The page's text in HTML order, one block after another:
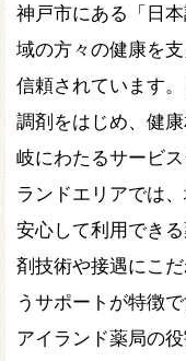
神戸市にある「日
域の方々の健康を
信頼されています
調剤をはじめ、健
岐にわたるサービ
ランドエリアでは
安心して利用でき
剤技術や接遇にこ
うサポートが特徴
アイランド薬局の